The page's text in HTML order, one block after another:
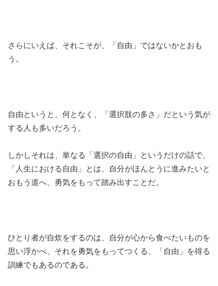
さらにいえば、それこそが、「自由」ではないかとおも
う。
自由というと、何となく、「選択肢の多さ」だという気が
する人も多いだろう。
しかしそれは、単なる「選択の自由」というだけの話で、
「人生における自由」とは、自分がほんとうに進みたいと
おもう道へ、勇気をもって踏み出すことだ。
ひとり者が自炊をするのは、自分が心から食べたいものを
思い浮かべ、それを勇気をもってつくる、「自由」を得る
訓練でもあるのである。